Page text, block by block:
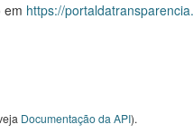
em https://
Documentação da API).